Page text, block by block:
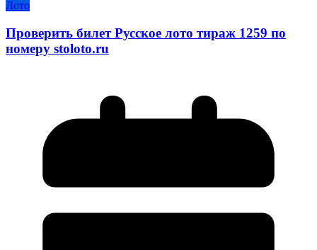
Лото
Проверить билет Русское лото тираж 1259 по
номеру stoloto.ru